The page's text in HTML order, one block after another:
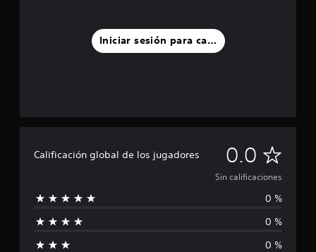
Iniciar sesión para calificar
Calificación global de los jugadores 0.0 S
i
n
c
Sin calificaciones
0 %
0 %
0 %